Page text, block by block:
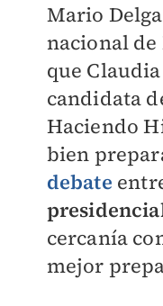
Mario
nacional
que
candidata
Haciendo
bien
debate
cercanía
mejor